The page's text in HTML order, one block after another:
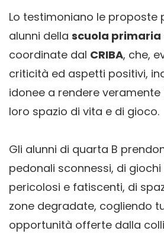
Lo testimoniano le proposte
alunni della scuola primaria
coordinate dal CRIBA, che,
criticità ed aspetti positivi,
idonee a rendere veramente
loro spazio di vita e di gioco.
Gli alunni di quarta B
pedonali sconnessi, di giochi
pericolosi e fatiscenti, di
zone degradate, cogliendo
opportunità offerte dalla